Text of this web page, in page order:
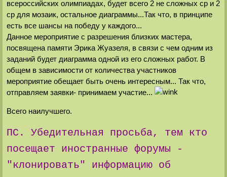
всероссийских олимпиадах, будет всего 2 не сложных ср и 2
ср для мозаик, остальное диаграммы...Так что, в принципе
есть все шансы на победу у каждого...
Данное мероприятие с разрешения близких мастера,
посвящена памяти Эрика Жуазеля, в связи с чем одним из
заданий будет диаграмма одной из его сложных работ. В
общем в зависимости от количества участников
мероприятие обещает быть очень интересным... Так что,
отправляем заявки- принимаем участие...
Всего наилучшего.
ПС. Убедительная просьба, тем кто
посещает иностранные форумы -
"клонировать" информацию об